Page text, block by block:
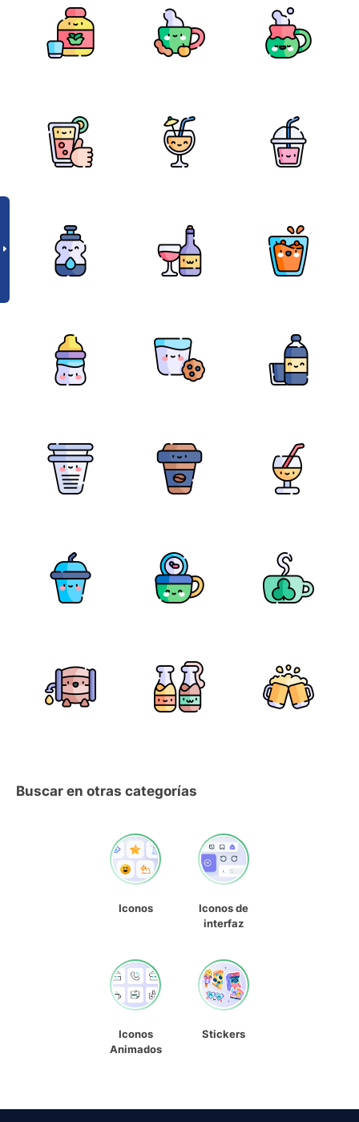
Buscar en otras categorías
Iconos
Iconos de
interfaz
Iconos
Animados
Stickers